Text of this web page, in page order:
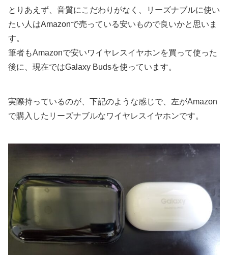
とりあえず、音質にこだわりがなく、リーズナブルに使い
たい人はAmazonで売っている安いもので良いかと思いま
す。
筆者もAmazonで安いワイヤレスイヤホンを買って使った
後に、現在ではGalaxy Budsを使っています。
実際持っているのが、下記のような感じで、左がAmazon
で購入したリーズナブルなワイヤレスイヤホンです。